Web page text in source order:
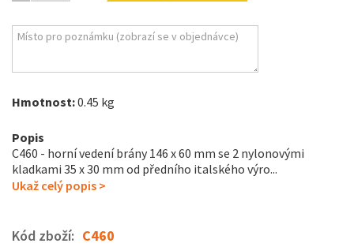
Hmotnost:0.45 kg
Popis
C460 - horní vedení brány 146 x 60 mm se 2 nylonovými
kladkami 35 x 30 mm od předního italského výro...
Ukaž celý popis >
Kód zboží: C460